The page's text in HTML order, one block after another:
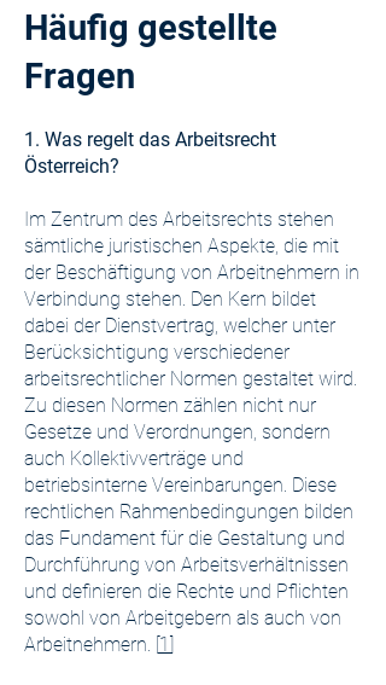
Häufig gestellte
Fragen
1. Was regelt das Arbeitsrecht
Österreich?
Im Zentrum des Arbeitsrechts stehen
sämtliche juristischen Aspekte, die mit
der Beschäftigung von Arbeitnehmern in
Verbindung stehen. Den Kern bildet
dabei der Dienstvertrag, welcher unter
Berücksichtigung verschiedener
arbeitsrechtlicher Normen gestaltet wird.
Zu diesen Normen zählen nicht nur
Gesetze und Verordnungen, sondern
auch Kollektivverträge und
betriebsinterne Vereinbarungen. Diese
rechtlichen Rahmenbedingungen bilden
das Fundament für die Gestaltung und
Durchführung von Arbeitsverhältnissen
und definieren die Rechte und Pflichten
sowohl von Arbeitgebern als auch von
Arbeitnehmern. [1]